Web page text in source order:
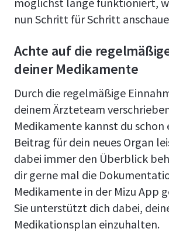
nun Schritt für Schritt
Achte auf die
deiner Medikamente
Durch die regelmäßige
deinem Ärzteteam
Medikamente kannst du schon
Beitrag für dein neues Organ
dabei immer den Überblick
dir gerne mal die
Medikamente in der Mizu App
Sie unterstützt dich dabei,
Medikationsplan einzuhalten.